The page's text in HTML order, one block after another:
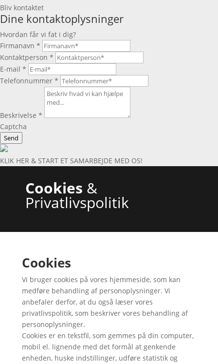
Bliv kontaktet
Dine kontaktoplysninger
Hvordan får vi fat i dig?
Firmanavn *
Kontaktperson *
E-mail *
Telefonnummer *
Beskrivelse *
Captcha
Send
KLIK HER & START ET SAMARBEJDE MED OS!
Cookies &
Privatlivspolitik
Cookies
Vi bruger cookies på vores hjemmeside, som kan
medføre behandling af personoplysninger. Vi
anbefaler derfor, at du også læser vores
privatlivspolitik, som beskriver vores behandling af
personoplysninger.
Cookies er en tekstfil, som gemmes på din computer,
mobil el. lignende med det formål at genkende
enheden, huske indstillinger, udføre statistik og